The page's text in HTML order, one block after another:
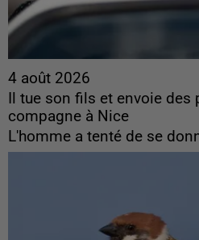
4 août 2026
Il tue son fils et envoie des
compagne à Nice
L'homme a tenté de se